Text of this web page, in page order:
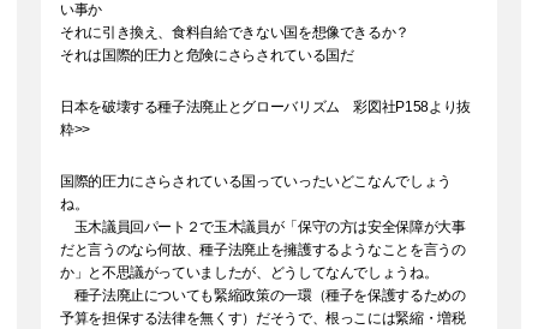
い事か
それに引き換え、食料自給できない国を想像できるか？
それは国際的圧力と危険にさらされている国だ
日本を破壊する種子法廃止とグローバリズム 彩図社P158より抜
粋>>
国際的圧力にさらされている国っていったいどこなんでしょう
ね。
玉木議員回パート２で玉木議員が「保守の方は安全保障が大事
だと言うのなら何故、種子法廃止を擁護するようなことを言うの
か」と不思議がっていましたが、どうしてなんでしょうね。
種子法廃止についても緊縮政策の一環（種子を保護するための
予算を担保する法律を無くす）だそうで、根っこには緊縮・増税